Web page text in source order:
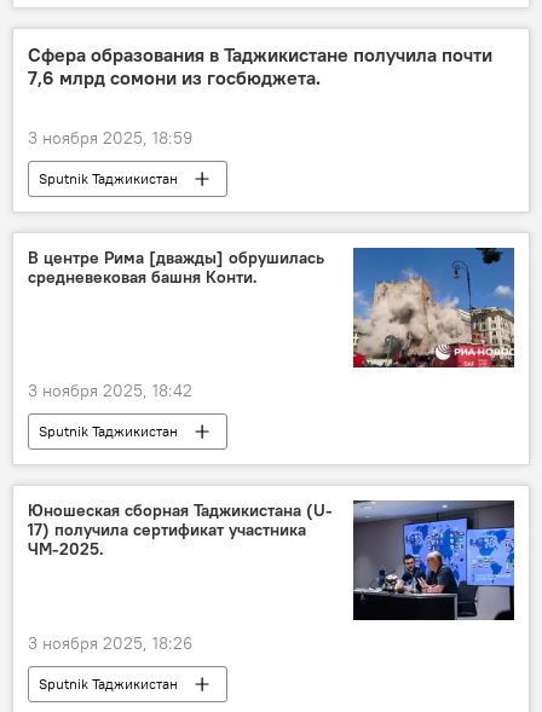
Сфера образования в Таджикистане получила почти
7,6 млрд сомони из госбюджета.
3 ноября 2025, 18:59
Sputnik Таджикистан
В центре Рима [дважды] обрушилась
средневековая башня Конти.
3 ноября 2025, 18:42
Sputnik Таджикистан
Юношеская сборная Таджикистана (U-
17) получила сертификат участника
ЧМ-2025.
3 ноября 2025, 18:26
Sputnik Таджикистан